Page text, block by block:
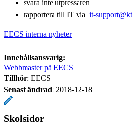
svara inte utpressaren
rapportera till IT via it-
EECS interna nyheter
Innehållsansvarig:
Webbmaster på EECS
Tillhör: EECS
Senast ändrad: 2018-12-18
Skolsidor